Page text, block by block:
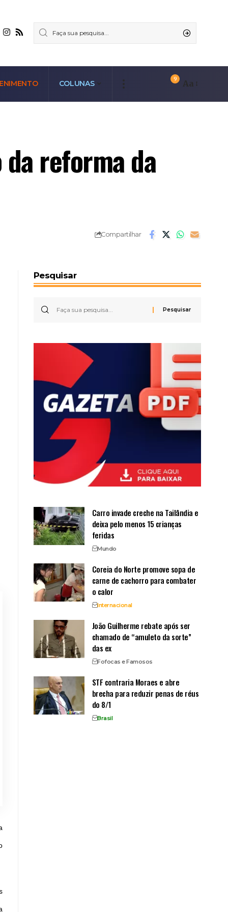
COLUNAS
9 Aa
reforma da
Compartilhar
Pesquisar
Carro invade creche na Tailândia e
deixa pelo menos 15 crianças
feridas
Mundo
Coreia do Norte promove sopa de
carne de cachorro para combater
o calor
Internacional
João Guilherme rebate após ser
chamado de “amuleto da sorte”
das ex
Fofocas e Famosos
STF contraria Moraes e abre
brecha para reduzir penas de réus
do 8/1
Brasil